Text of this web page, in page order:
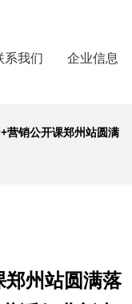
系我们 企业信息
营销公开课郑州站圆满
郑州站圆满落